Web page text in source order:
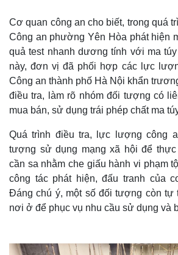
Cơ quan công an cho biết, trong quá
Công an phường Yên Hòa phát hiện
quả test nhanh dương tính với ma
này, đơn vị đã phối hợp các lực
Công an thành phố Hà Nội khẩn
điều tra, làm rõ nhóm đối tượng có
mua bán, sử dụng trái phép chất ma
Quá trình điều tra, lực lượng công
tượng sử dụng mạng xã hội để
cần sa nhằm che giấu hành vi phạm
công tác phát hiện, đấu tranh của
Đáng chú ý, một số đối tượng còn tự
nơi ở để phục vụ nhu cầu sử dụng và